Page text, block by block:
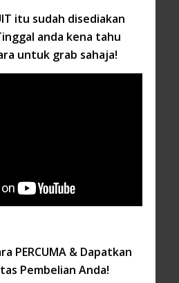
itu sudah disediakan
anda kena tahu
untuk grab sahaja!
PERCUMA & Dapatkan
Pembelian Anda!